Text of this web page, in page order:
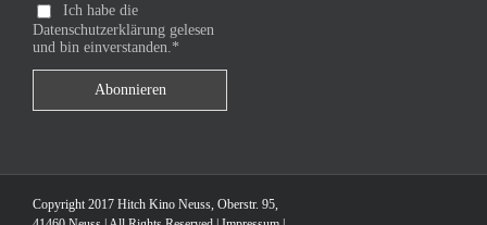
Ich habe die
Datenschutzerklärung gelesen
und bin einverstanden.*
Copyright 2017 Hitch Kino Neuss, Oberstr. 95,